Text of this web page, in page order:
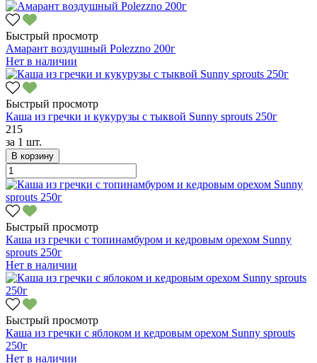
Быстрый просмотр
Амарант воздушный Polezzno 200г
Нет в наличии
Быстрый просмотр
Каша из гречки и кукурузы с тыквой Sunny sprouts 250г
215
за 1 шт.
В корзину
Быстрый просмотр
Каша из гречки с топинамбуром и кедровым орехом Sunny
sprouts 250г
Нет в наличии
Быстрый просмотр
Каша из гречки с яблоком и кедровым орехом Sunny sprouts
250г
Нет в наличии